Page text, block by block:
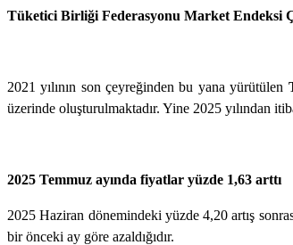
Tüketici Birliği Federasyonu Market Endeksi
2021 yılının son çeyreğinden bu yana yürütülen
üzerinde oluşturulmaktadır. Yine 2025 yılından
2025 Temmuz ayında fiyatlar yüzde 1,63 arttı
2025 Haziran dönemindeki yüzde 4,20 artış
bir önceki ay göre azaldığıdır.